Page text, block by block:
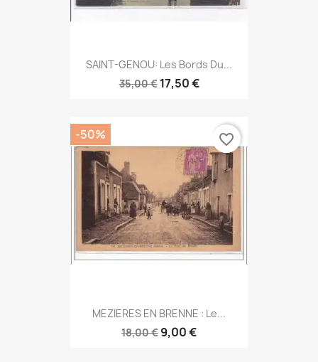
SAINT-GENOU: Les Bords Du...
35,00 € 17,50 €
MEZIERES EN BRENNE : Le...
18,00 € 9,00 €
-50% favorite_border